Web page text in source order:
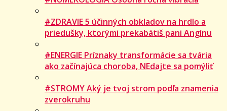
#ZDRAVIE 5 účinných obkladov na hrdlo a
priedušky, ktorými prekabátiš pani Angínu
#ENERGIE Príznaky transformácie sa tvária
ako začínajúca choroba, NEdajte sa pomýliť
#STROMY Aký je tvoj strom podľa znamenia
zverokruhu